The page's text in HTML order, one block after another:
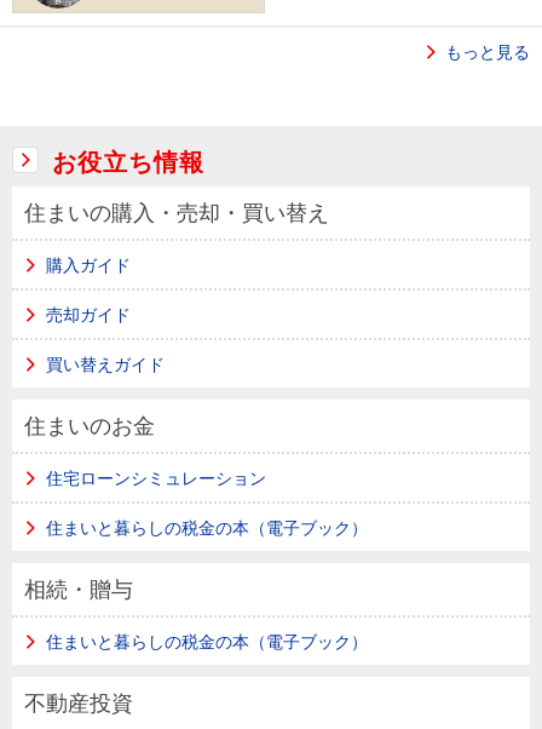
もっと見る
お役立ち情報
住まいの購入・売却・買い替え
購入ガイド
売却ガイド
買い替えガイド
住まいのお金
住宅ローンシミュレーション
住まいと暮らしの税金の本（電子ブック）
相続・贈与
住まいと暮らしの税金の本（電子ブック）
不動産投資